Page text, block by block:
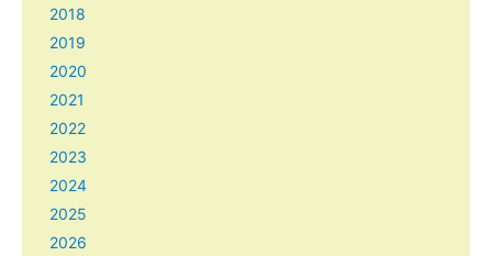
2018
2019
2020
2021
2022
2023
2024
2025
2026